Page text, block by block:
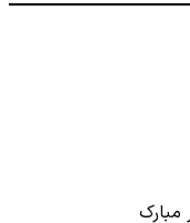
مبارک